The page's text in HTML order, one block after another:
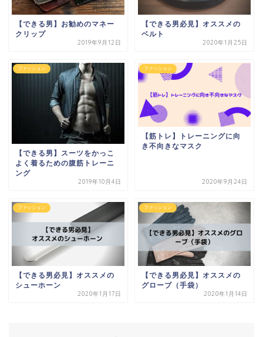
【できる男】お勧めのマネー
クリップ
2019年9月12日
【できる男必見】オススメの
ベルト
2020年1月25日
ファッション
【できる男】スーツをかっこ
よく着るための腹筋トレーニ
ング
2019年10月4日
ファッション
【筋トレ】トレーニングに向
き不向きなマスク
2020年9月24日
ファッション
【できる男必見】オススメの
シューホーン
2020年1月17日
ファッション
【できる男必見】オススメの
グローブ（手袋）
2020年1月14日